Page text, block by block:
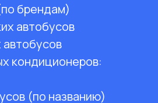
брендам)
автобусов
автобусов
кондиционеров:
(по названию)